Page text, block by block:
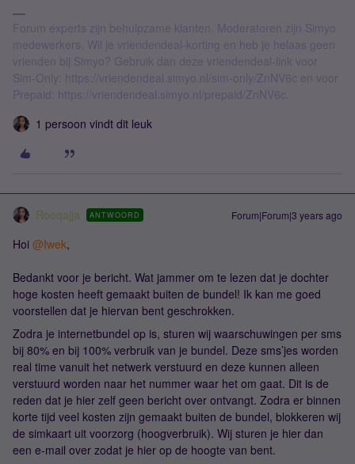
Forum experts zijn behulpzame klanten. Moderatoren zijn Simyo
medewerkers. Wil je vriendendeal-korting en heb je helaas geen
vrienden bij Simyo? Gebruik dan deze vriendendeal-link voor
Sim-Only: https://vriendendeal.simyo.nl/sim-only/ZnNV6c en voor
Prepaid: https://vriendendeal.simyo.nl/prepaid/ZnNV6c.
1 persoon vindt dit leuk
Roeqajja ANTWOORD Forum|Forum|3 years ago
Hoi @Iwek,
Bedankt voor je bericht. Wat jammer om te lezen dat je dochter
hoge kosten heeft gemaakt buiten de bundel! Ik kan me goed
voorstellen dat je hiervan bent geschrokken.
Zodra je internetbundel op is, sturen wij waarschuwingen per sms
bij 80% en bij 100% verbruik van je bundel. Deze sms’jes worden
real time vanuit het netwerk verstuurd en deze kunnen alleen
verstuurd worden naar het nummer waar het om gaat. Dit is de
reden dat je hier zelf geen bericht over ontvangt. Zodra er binnen
korte tijd veel kosten zijn gemaakt buiten de bundel, blokkeren wij
de simkaart uit voorzorg (hoogverbruik). Wij sturen je hier dan
een e-mail over zodat je hier op de hoogte van bent.